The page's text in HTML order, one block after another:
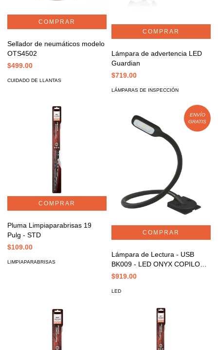
Sellador de neumáticos modelo
OTS4502
$499.00
CUIDADO DE LLANTAS
Lámpara de advertencia LED
Guardian
$719.00
LÁMPARAS DE INSPECCIÓN
Pluma Limpiaparabrisas 19
Pulg - STD
$109.00
LIMPIAPARABRISAS
ENVÍO
GRATIS
Lámpara de Lectura - USB
BK009 - LED ONYX COPILOT
L-7
$919.00
LED